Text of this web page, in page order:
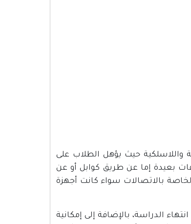
واللاسلكية حيث يؤهل الطلاب على
بعيدة إما عن طريق كوابل أو عن
بالاتصالات سواء كانت أجهزة
الدراسة، بالإضافة إلى إمكانية